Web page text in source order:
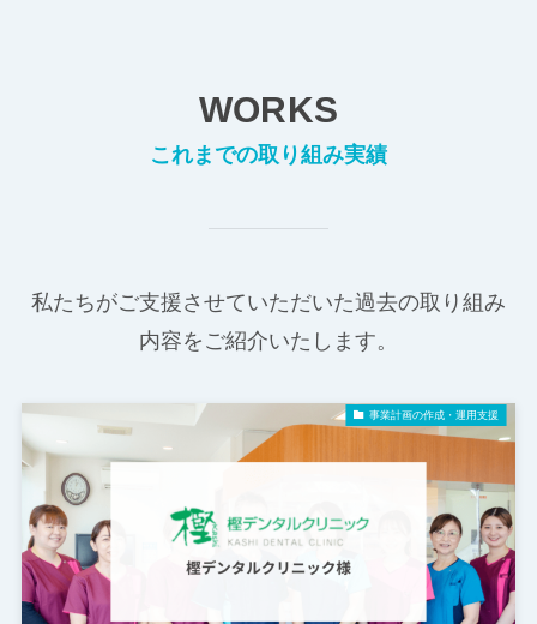
WORKS
これまでの取り組み実績
私たちがご支援させていただいた過去の取り組み
内容をご紹介いたします。
事業計画の作成・運用支援